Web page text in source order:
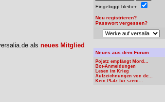
als neues Mitglied
Eingeloggt bleiben
Neu registrieren?
Passwort vergessen?
Neues aus dem Forum
Pojatz empfängt Mord...
Bot-Anmeldungen
Lesen im Krieg
Aufzeichnungen von de...
Kein Platz für szeni...